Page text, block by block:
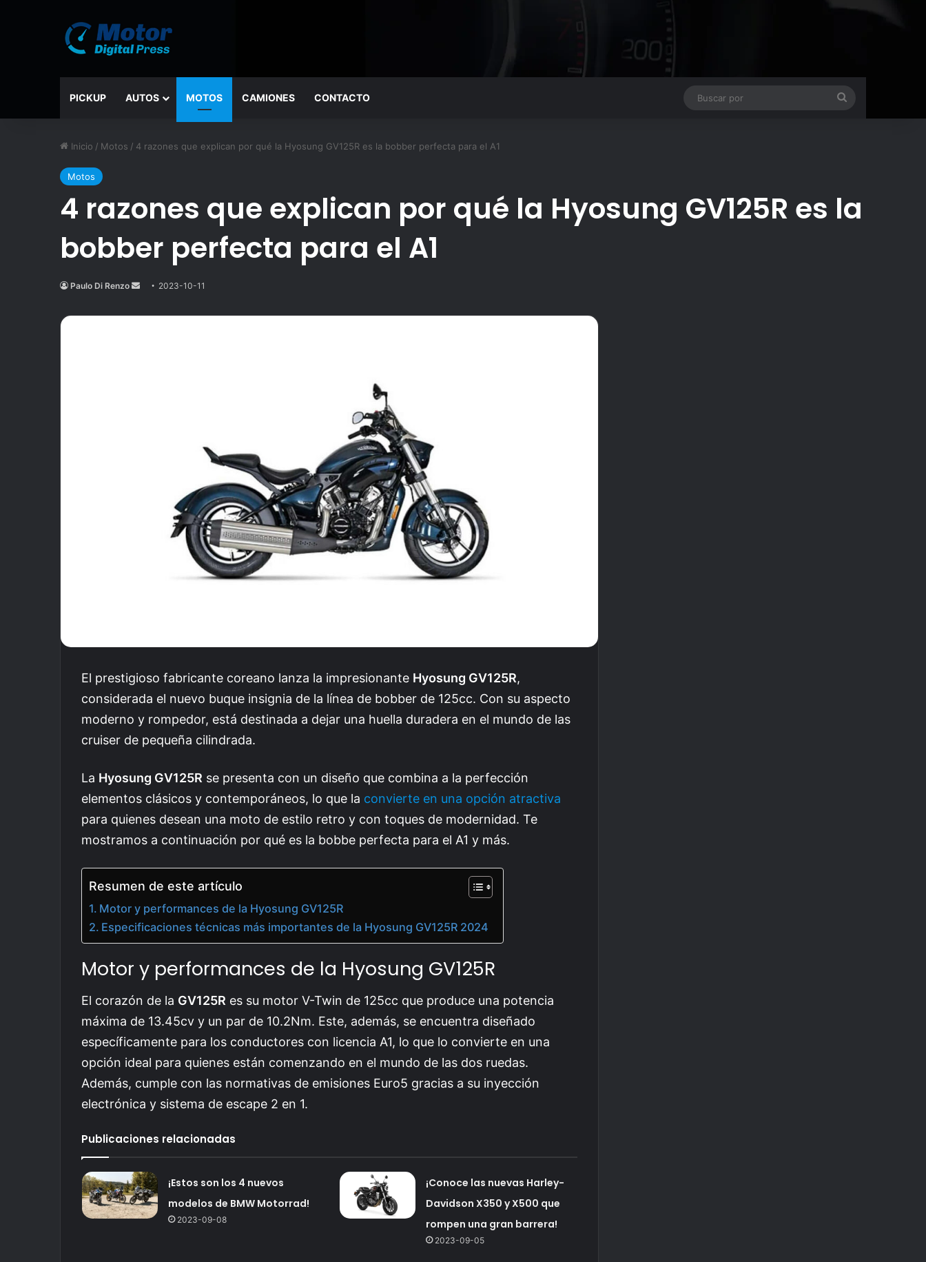
PICKUP AUTOS MOTOS CAMIONES CONTACTO
Inicio / Motos / 4 razones que explican por qué la Hyosung GV125R es la bobber perfecta para el A1
Motos
4 razones que explican por qué la Hyosung GV125R es la
bobber perfecta para el A1
Paulo Di Renzo
Send
email
2023-10-11
El prestigioso fabricante coreano lanza la impresionante Hyosung GV125R,
considerada el nuevo buque insignia de la línea de bobber de 125cc. Con su aspecto
moderno y rompedor, está destinada a dejar una huella duradera en el mundo de las
cruiser de pequeña cilindrada.
La Hyosung GV125R se presenta con un diseño que combina a la perfección
elementos clásicos y contemporáneos, lo que la convierte en una opción atractiva
para quienes desean una moto de estilo retro y con toques de modernidad. Te
mostramos a continuación por qué es la bobbe perfecta para el A1 y más.
Resumen de este artículo
Motor y performances de la Hyosung GV125R
Especificaciones técnicas más importantes de la Hyosung GV125R 2024
Motor y performances de la Hyosung GV125R
El corazón de la GV125R es su motor V-Twin de 125cc que produce una potencia
máxima de 13.45cv y un par de 10.2Nm. Este, además, se encuentra diseñado
específicamente para los conductores con licencia A1, lo que lo convierte en una
opción ideal para quienes están comenzando en el mundo de las dos ruedas.
Además, cumple con las normativas de emisiones Euro5 gracias a su inyección
electrónica y sistema de escape 2 en 1.
Publicaciones relacionadas
¡Estos son los 4 nuevos
modelos de BMW Motorrad!
2023-09-08
¡Conoce las nuevas Harley-
Davidson X350 y X500 que
rompen una gran barrera!
2023-09-05